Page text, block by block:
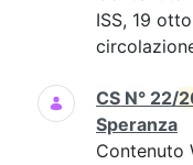
ISS, 19
CS N° 22/
Speranza
Contenuto